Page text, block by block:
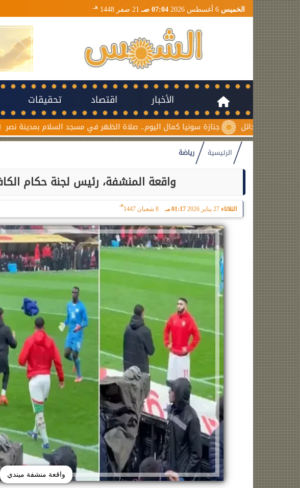
الخميس 07:04 صـ 21 صفر 1448 هـ
الأخبار اقتصاد تحقيقات
جنازة سونيا كمال اليوم.. صلاة الظهر في مسجد السلام بمدينة نصر
الرئيسية رياضة
واقعة المنشفة، رئيس لجنة حكام
الثلاثاء 27 يناير 2026 01:17 مـ 8 شعبان 1447
هـ
واقعة منشفة ميندي